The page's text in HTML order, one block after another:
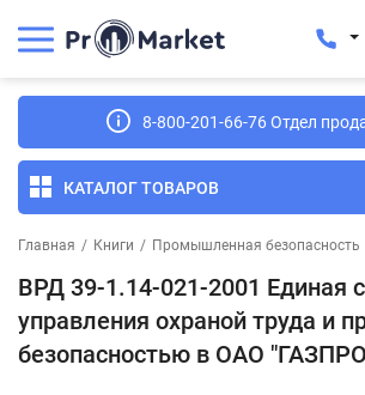
8-800-201-66-76 Отдел
КАТАЛОГ ТОВАРОВ
Главная / Книги / Промышленная безопасность
ВРД 39-1.14-021-2001 Единая
управления охраной труда и
безопасностью в ОАО